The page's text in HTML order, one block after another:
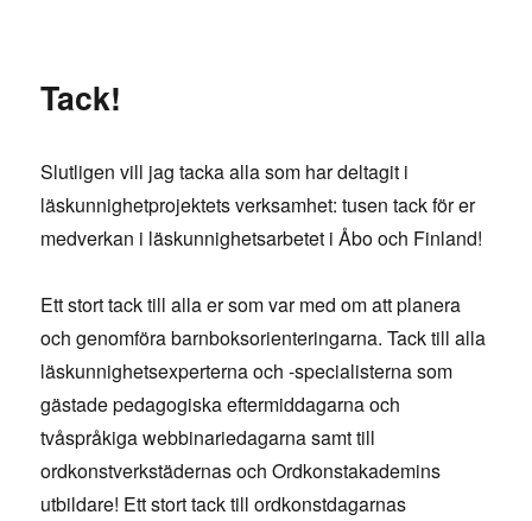
Tack!
Slutligen vill jag tacka alla som har deltagit i
läskunnighetprojektets verksamhet: tusen tack för er
medverkan i läskunnighetsarbetet i Åbo och Finland!
Ett stort tack till alla er som var med om att planera
och genomföra barnboksorienteringarna. Tack till alla
läskunnighetsexperterna och -specialisterna som
gästade pedagogiska eftermiddagarna och
tvåspråkiga webbinariedagarna samt till
ordkonstverkstädernas och Ordkonstakademins
utbildare! Ett stort tack till ordkonstdagarnas